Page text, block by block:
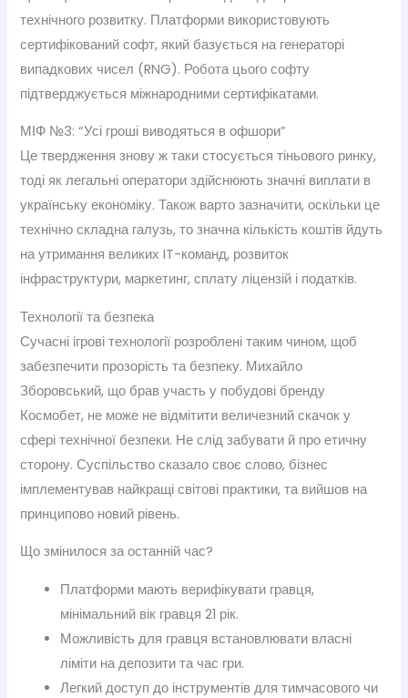
технічного розвитку. Платформи використовують
сертифікований софт, який базується на генераторі
випадкових чисел (RNG). Робота цього софту
підтверджується міжнародними сертифікатами.
МІФ №3: “Усі гроші виводяться в офшори”
Це твердження знову ж таки стосується тіньового ринку,
тоді як легальні оператори здійснюють значні виплати в
українську економіку. Також варто зазначити, оскільки це
технічно складна галузь, то значна кількість коштів йдуть
на утримання великих IT-команд, розвиток
інфраструктури, маркетинг, сплату ліцензій і податків.
Технології та безпека
Сучасні ігрові технології розроблені таким чином, щоб
забезпечити прозорість та безпеку. Михайло
Зборовський, що брав участь у побудові бренду
Космобет, не може не відмітити величезний скачок у
сфері технічної безпеки. Не слід забувати й про етичну
сторону. Суспільство сказало своє слово, бізнес
імплементував найкращі світові практики, та вийшов на
принципово новий рівень.
Що змінилося за останній час?
Платформи мають верифікувати гравця,
мінімальний вік гравця 21 рік.
Можливість для гравця встановлювати власні
ліміти на депозити та час гри.
Легкий доступ до інструментів для тимчасового чи